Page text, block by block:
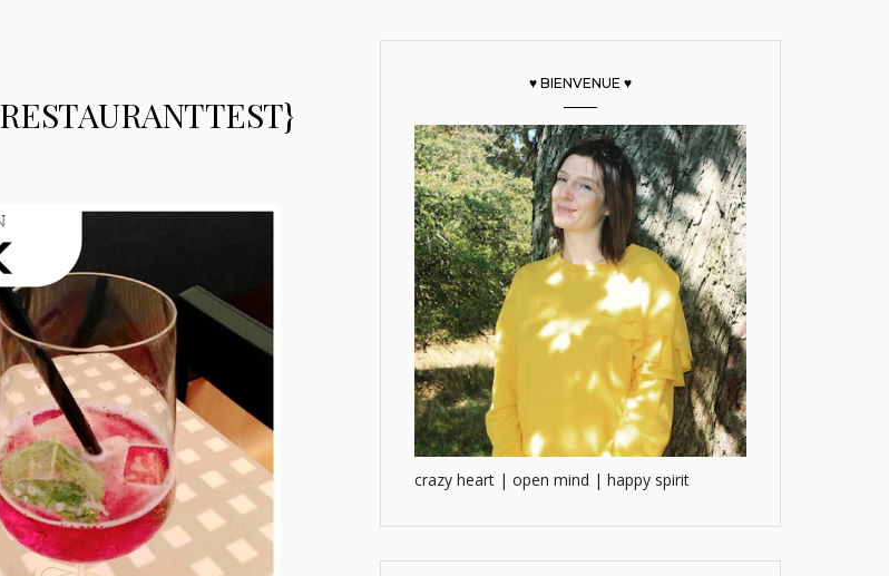
♥ BIENVENUE ♥
crazy heart | open mind | happy spirit